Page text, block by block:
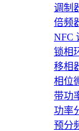
调制
倍频
NFC
锁相
移相
相位
带功
功率
预分